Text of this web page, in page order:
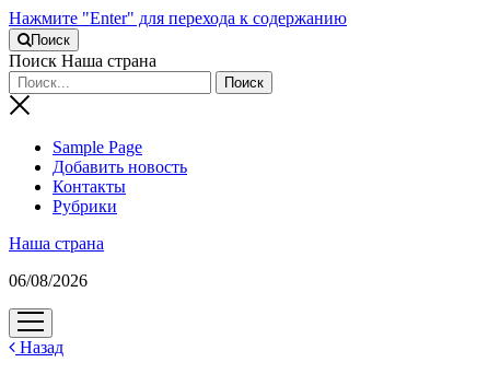
Нажмите "Enter" для перехода к содержанию
Поиск
Поиск Наша страна
Sample Page
Добавить новость
Контакты
Рубрики
Наша страна
06/08/2026
открыть
меню
Назад